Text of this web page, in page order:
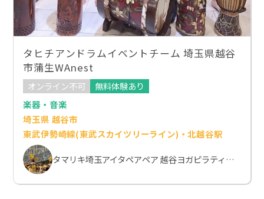
タヒチアンドラムイベントチーム 埼玉県越谷
市蒲生WAnest
オンライン不可
無料体験あり
楽器・音楽
埼玉県 越谷市
東武伊勢崎線(東武スカイツリーライン)・北越谷駅
タマリキ埼玉アイタペアペア 越谷ヨガピラティススクール